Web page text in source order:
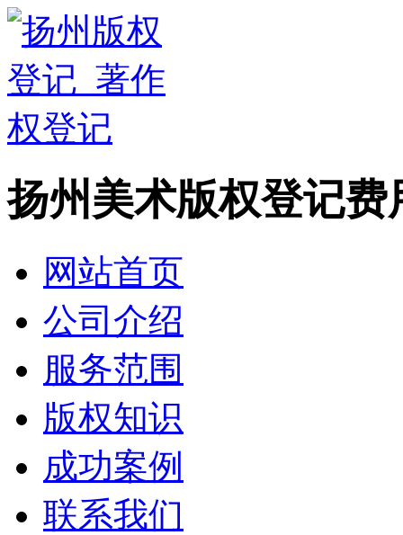
扬州美术版权登记费
网站首页
公司介绍
服务范围
版权知识
成功案例
联系我们